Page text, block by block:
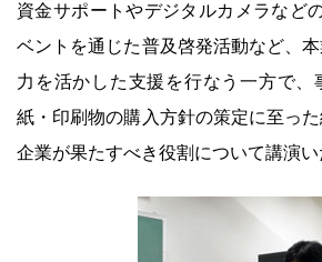
資金サポートやデジタルカメラなど
ベントを通じた普及啓発活動など、
力を活かした支援を行なう一方で、
紙・印刷物の購入方針の策定に至った
企業が果たすべき役割について講演い